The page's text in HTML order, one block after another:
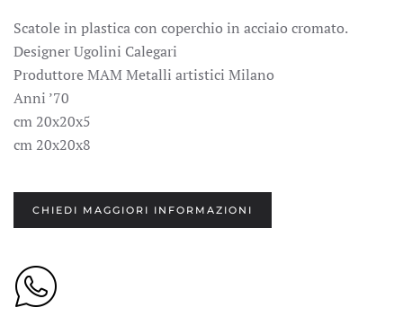
Scatole in plastica con coperchio in acciaio cromato.
Designer Ugolini Calegari
Produttore MAM Metalli artistici Milano
Anni ’70
cm 20x20x5
cm 20x20x8
CHIEDI MAGGIORI INFORMAZIONI